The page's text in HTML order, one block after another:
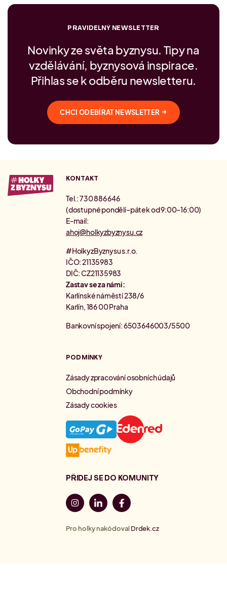
PRAVIDELNÝ NEWSLETTER
Novinky ze světa byznysu. Tipy na
vzdělávání, byznysová inspirace.
Přihlas se k odběru newsletteru.
CHCI ODEBÍRAT NEWSLETTER →
KONTAKT
Tel.: 730 886 646
(dostupné pondělí–pátek od 9:00–16:00)
E-mail:
ahoj@holkyzbyznysu.cz
#HolkyzByznysu s.r.o.
IČO: 21135983
DIČ: CZ21135983
Zastav se za námi:
Karlínské náměstí 238/6
Karlín, 186 00 Praha
Bankovní spojení: 6503646003/5500
PODMÍNKY
Zásady zpracování osobních údajů
Obchodní podmínky
Zásady cookies
PŘIDEJ SE DO KOMUNITY
Pro holky nakódovalDrdek.cz